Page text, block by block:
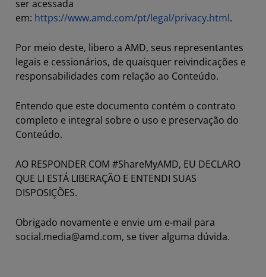
ser acessada
em: https://www.amd.com/pt/legal/privacy.html.
Por meio deste, libero a AMD, seus representantes
legais e cessionários, de quaisquer reivindicações e
responsabilidades com relação ao Conteúdo.
Entendo que este documento contém o contrato
completo e integral sobre o uso e preservação do
Conteúdo.
AO RESPONDER COM #ShareMyAMD, EU DECLARO
QUE LI ESTÁ LIBERAÇÃO E ENTENDI SUAS
DISPOSIÇÕES.
Obrigado novamente e envie um e-mail para
social.media@amd.com, se tiver alguma dúvida.